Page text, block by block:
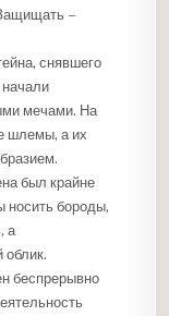
–
снявшего
мечами. На
шлемы, а их
был крайне
носить бороды,
а
беспрерывно